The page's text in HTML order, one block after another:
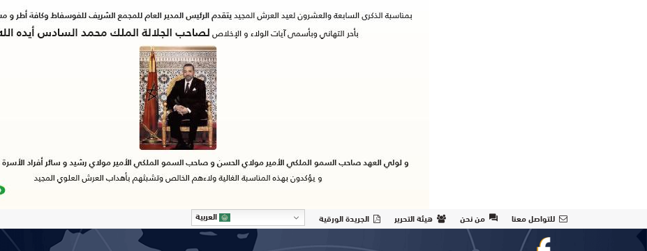
للتواصل معنا من نحن هيئة التحرير الجريدة الورقية العربية